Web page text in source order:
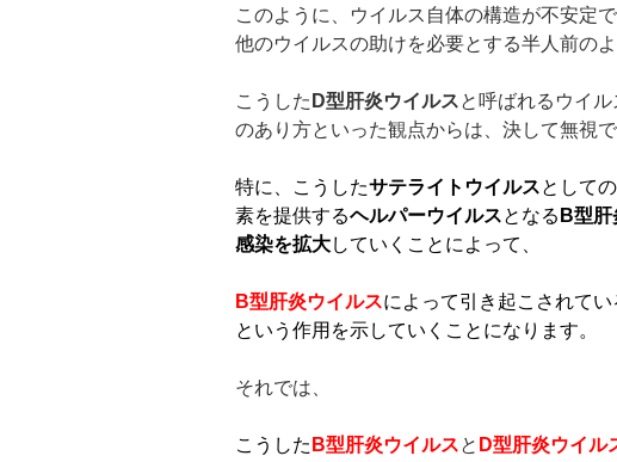
このように、ウイルス自体の構造が不安定
他のウイルスの助けを必要とする半人前の
こうした D型肝炎ウイルスと呼ばれるウイル
のあり方といった観点からは、決して無視
特に、こうしたサテライトウイルスとしての
素を提供するヘルパーウイルスとなる B型肝
感染を拡大していくことによって、
B型肝炎ウイルスによって引き起こされてい
という作用を示していくことになります。
それでは、
こうした B型肝炎ウイルスと D型肝炎ウイル